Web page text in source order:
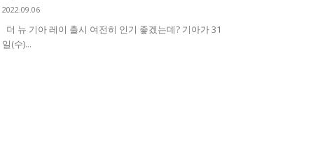
2022.09.06
더 뉴 기아 레이 출시 여전히 인기 좋겠는데? 기아가 31
일(수)...